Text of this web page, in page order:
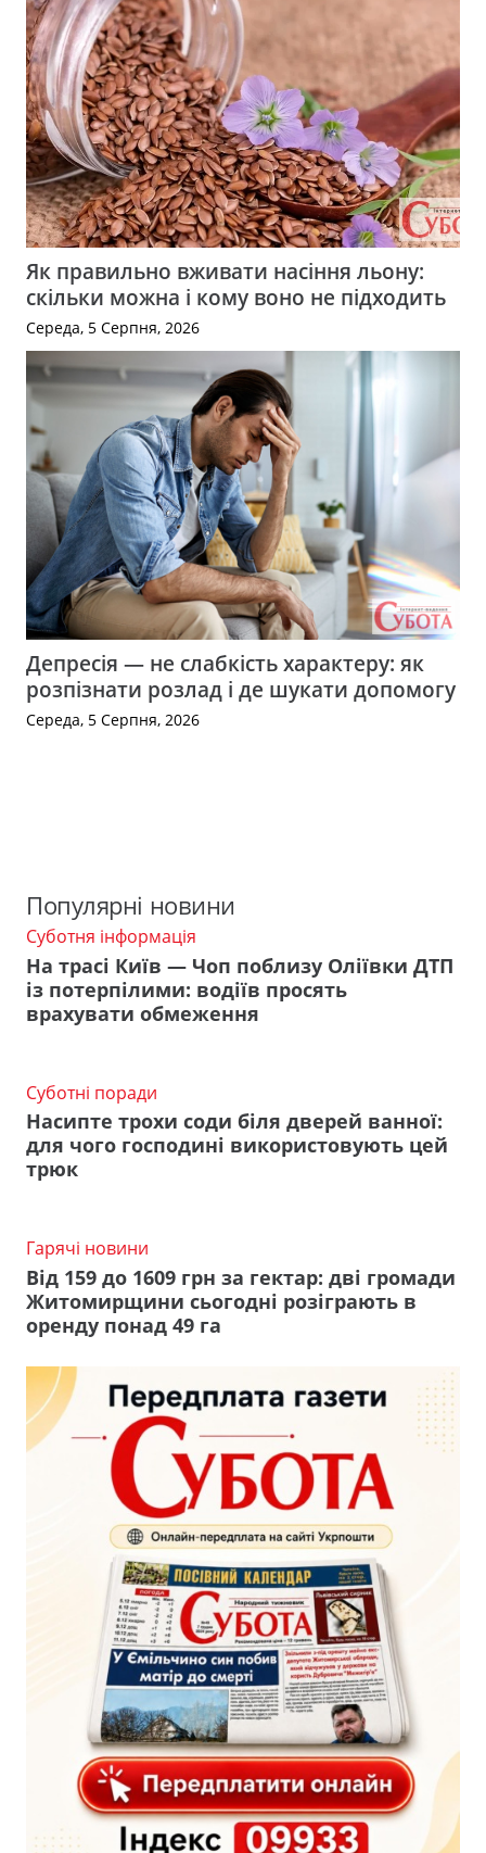
Як правильно вживати насіння льону:
скільки можна і кому воно не підходить
Середа, 5 Серпня, 2026
Депресія — не слабкість характеру: як
розпізнати розлад і де шукати допомогу
Середа, 5 Серпня, 2026
Популярні новини
Суботня інформація
На трасі Київ — Чоп поблизу Оліївки ДТП
із потерпілими: водіїв просять
врахувати обмеження
Суботні поради
Насипте трохи соди біля дверей ванної:
для чого господині використовують цей
трюк
Гарячі новини
Від 159 до 1609 грн за гектар: дві громади
Житомирщини сьогодні розіграють в
оренду понад 49 га